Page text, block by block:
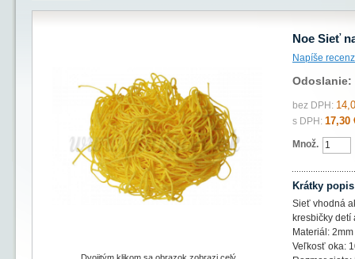
Noe Sieť
Napíše
Odoslanie:
bez DPH:
s DPH: 17,30
Množ.
Krátky popis
Sieť vhodná
kresbičky
Materiál:
Veľkosť oka: